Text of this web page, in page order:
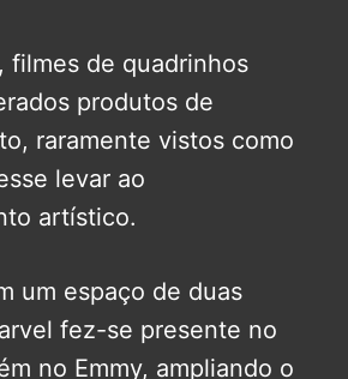
filmes de quadrinhos
produtos de
raramente vistos como
levar ao
artístico.
um espaço de duas
fez-se presente no
no Emmy, ampliando o